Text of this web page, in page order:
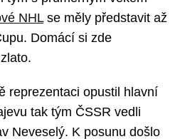
NHLse měly představit až
Domácí si zde
reprezentaci opustil hlavní
tak tým ČSSR vedli
Neveselý. K posunu došlo